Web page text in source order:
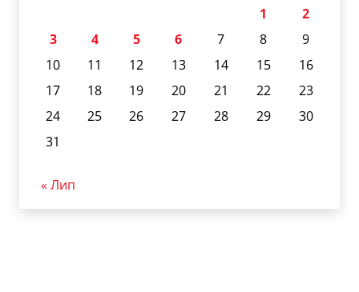
1
2
3
4 5 6 7 8
9
10
11 12 13 14 15
16
17
18 19 20 21 22
23
24
25 26 27 28 29
30
31
« Лип